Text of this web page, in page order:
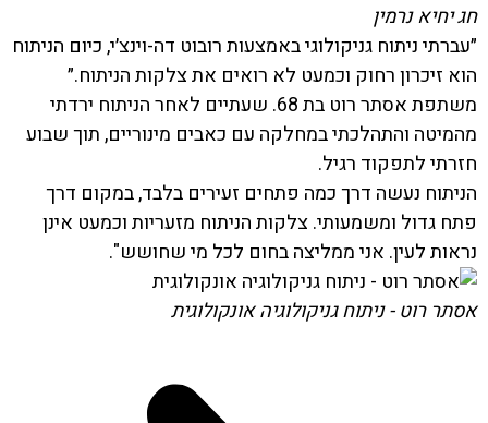
חג יחיא נרמין
״עברתי ניתוח גניקולוגי באמצעות רובוט דה-וינצ׳י, כיום הניתוח
הוא זיכרון רחוק וכמעט לא רואים את צלקות הניתוח.״
משתפת אסתר רוט בת 68. שעתיים לאחר הניתוח ירדתי
מהמיטה והתהלכתי במחלקה עם כאבים מינוריים, תוך שבוע
חזרתי לתפקוד רגיל.
הניתוח נעשה דרך כמה פתחים זעירים בלבד, במקום דרך
פתח גדול ומשמעותי. צלקות הניתוח מזעריות וכמעט אינן
נראות לעין. אני ממליצה בחום לכל מי שחושש".
אסתר רוט - ניתוח גניקולוגיה אונקולוגית